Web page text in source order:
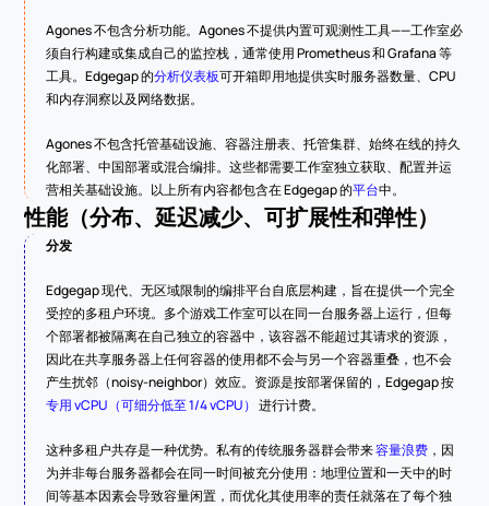
Agones 不包含分析功能。Agones 不提供内置可观测性工具——工作室必
须自行构建或集成自己的监控栈，通常使用 Prometheus 和 Grafana 等
工具。Edgegap 的分析仪表板可开箱即用地提供实时服务器数量、CPU
和内存洞察以及网络数据。
Agones 不包含托管基础设施、容器注册表、托管集群、始终在线的持久
化部署、中国部署或混合编排。这些都需要工作室独立获取、配置并运
营相关基础设施。以上所有内容都包含在 Edgegap 的平台中。
性能（分布、延迟减少、可扩展性和弹性）
分发
Edgegap 现代、无区域限制的编排平台自底层构建，旨在提供一个完全
受控的多租户环境。多个游戏工作室可以在同一台服务器上运行，但每
个部署都被隔离在自己独立的容器中，该容器不能超过其请求的资源，
因此在共享服务器上任何容器的使用都不会与另一个容器重叠，也不会
专用 vCPU（可细分低至 1/4 vCPU） 进行计费。
这种多租户共存是一种优势。私有的传统服务器群会带来 容量浪费 ，因
为并非每台服务器都会在同一时间被充分使用：地理位置和一天中的时
间等基本因素会导致容量闲置，而优化其使用率的责任就落在了每个独